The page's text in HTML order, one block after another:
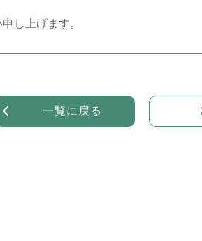
し上げます。
一覧に戻る